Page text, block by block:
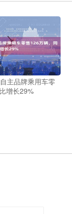
主品牌乘用车零
增长29%